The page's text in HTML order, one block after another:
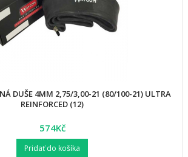
DUŠE 4MM 2,75/3,00-21 (80/100-21) ULTRA
REINFORCED (12)
574Kč
Pridať do košíka